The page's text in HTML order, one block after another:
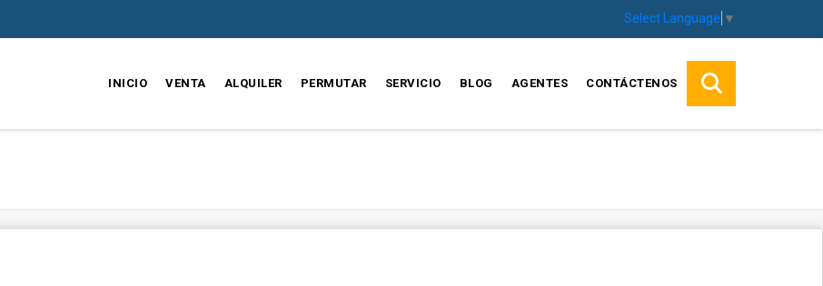
Select Language ▼
INICIO VENTA ALQUILER PERMUTAR SERVICIO BLOG AGENTES CONTÁCTENOS